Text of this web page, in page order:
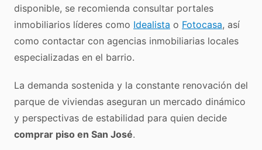
disponible, se recomienda consultar portales
inmobiliarios líderes como Idealista o Fotocasa, así
como contactar con agencias inmobiliarias locales
especializadas en el barrio.
La demanda sostenida y la constante renovación del
parque de viviendas aseguran un mercado dinámico
y perspectivas de estabilidad para quien decide
comprar piso en San José.